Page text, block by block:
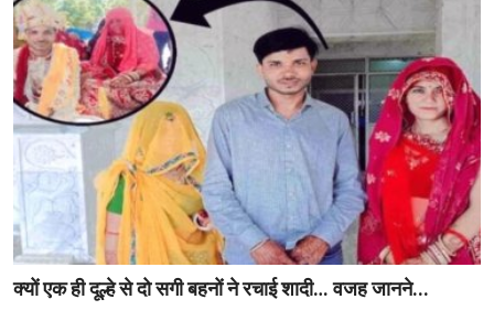
क्यों एक ही दूल्हे से दो सगी बहनों ने रचाई शादी… वजह जानने...